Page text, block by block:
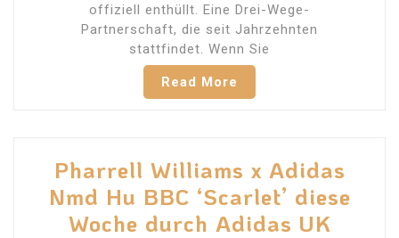
offiziell enthüllt. Eine Drei-Wege-
Partnerschaft, die seit Jahrzehnten
stattfindet. Wenn Sie
Read More
Pharrell Williams x Adidas
Nmd Hu BBC ‘Scarlet’ diese
Woche durch Adidas UK